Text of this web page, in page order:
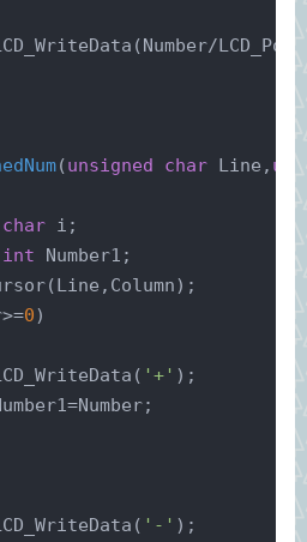
LCD_WriteData(Number/LCD_Pow(
(unsigned char Line,
char i;
int Number1;
0)
LCD_WriteData(
'+' );
Number1=Number;
LCD_WriteData(
'-' );